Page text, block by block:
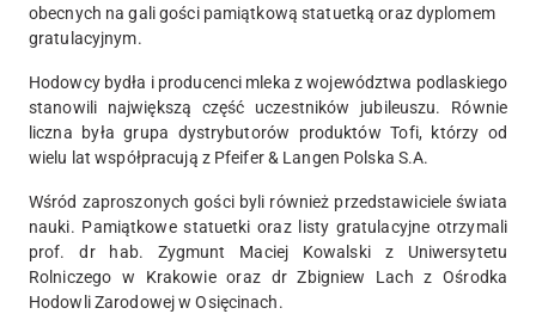
obecnych na gali gości pamiątkową statuetką oraz dyplomem
gratulacyjnym.
Hodowcy bydła i producenci mleka z województwa podlaskiego
stanowili największą część uczestników jubileuszu. Równie
liczna była grupa dystrybutorów produktów Tofi, którzy od
wielu lat współpracują z Pfeifer & Langen Polska S.A.
Wśród zaproszonych gości byli również przedstawiciele świata
nauki. Pamiątkowe statuetki oraz listy gratulacyjne otrzymali
prof. dr hab. Zygmunt Maciej Kowalski z Uniwersytetu
Rolniczego w Krakowie oraz dr Zbigniew Lach z Ośrodka
Hodowli Zarodowej w Osięcinach.